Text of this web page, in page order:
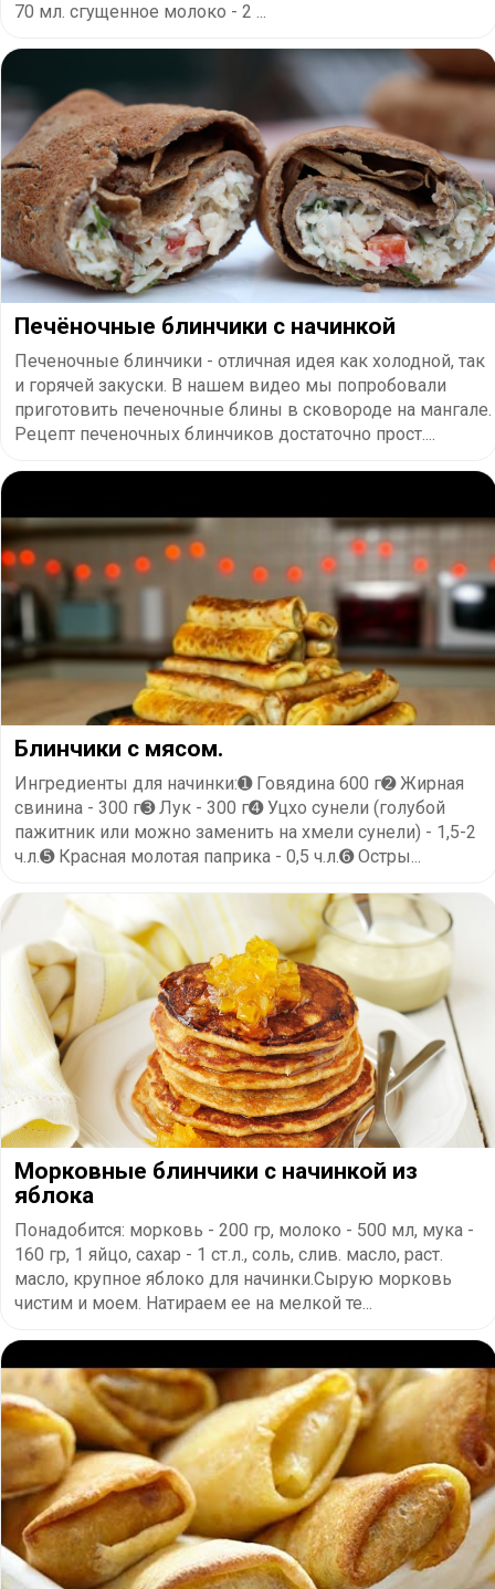
70 мл. сгущенное молоко - 2 ...
Печёночные блинчики с начинкой
Печеночные блинчики - отличная идея как холодной, так
и горячей закуски. В нашем видео мы попробовали
приготовить печеночные блины в сковороде на мангале.
Рецепт печеночных блинчиков достаточно прост....
Блинчики с мясом.
Ингредиенты для начинки:➊ Говядина 600 г➋ Жирная
свинина - 300 г➌ Лук - 300 г➍ Уцхо сунели (голубой
пажитник или можно заменить на хмели сунели) - 1,5-2
ч.л.➎ Красная молотая паприка - 0,5 ч.л.➏ Остры...
Морковные блинчики с начинкой из
яблока
Понадобится: морковь - 200 гр, молоко - 500 мл, мука -
160 гр, 1 яйцо, сахар - 1 ст.л., соль, слив. масло, раст.
масло, крупное яблоко для начинки.Сырую морковь
чистим и моем. Натираем ее на мелкой те...